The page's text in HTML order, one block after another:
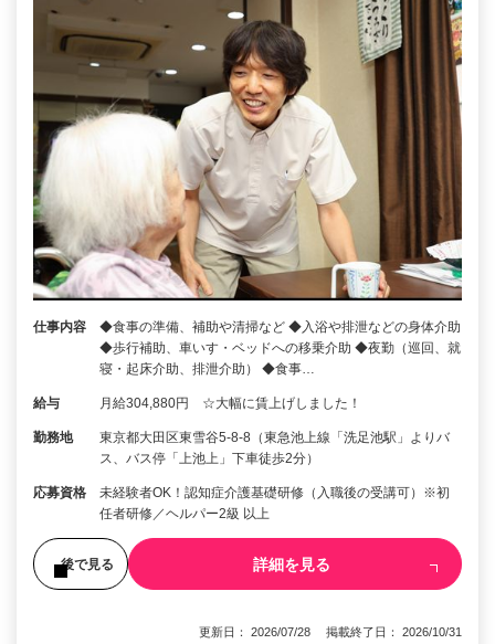
仕事内容
◆食事の準備、補助や清掃など ◆入浴や排泄などの身体介助
◆歩行補助、車いす・ベッドへの移乗介助 ◆夜勤（巡回、就
寝・起床介助、排泄介助） ◆食事…
給与 月給304,880円 ☆大幅に賃上げしました！
勤務地
東京都大田区東雪谷5‐8‐8（東急池上線「洗足池駅」よりバ
ス、バス停「上池上」下車徒歩2分）
応募資格
未経験者OK！認知症介護基礎研修（入職後の受講可）※初
任者研修／ヘルパー2級 以上
後で見る 詳細を見る
更新日： 2026/07/28 掲載終了日： 2026/10/31